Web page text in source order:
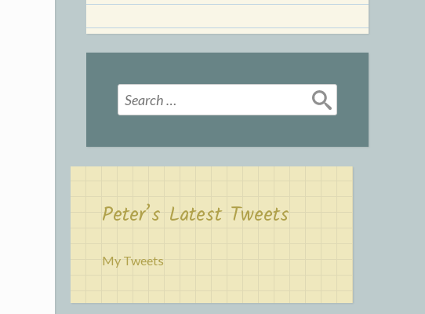
Search
for:
Peter’s Latest Tweets
My Tweets